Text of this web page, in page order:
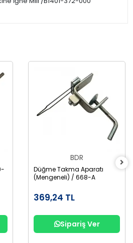
BDR
Düğme Takma Aparatı
(Mengeneli) / 668-A
369,24 TL
Sipariş Ver